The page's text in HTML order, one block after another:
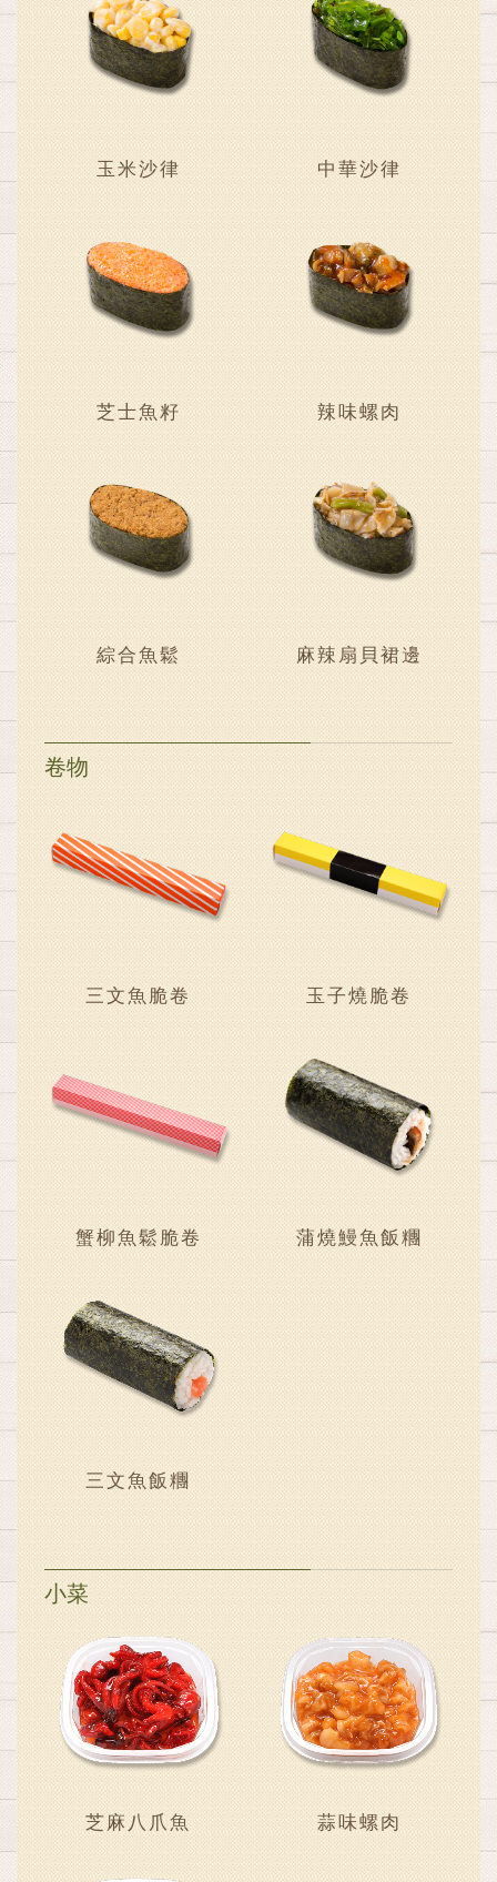
玉米沙律 中華沙律
芝士魚籽 辣味螺肉
綜合魚鬆 麻辣扇貝裙邊
卷物
三文魚脆卷 玉子燒脆卷
蟹柳魚鬆脆卷 蒲燒鰻魚飯糰
三文魚飯糰
小菜
芝麻八爪魚 蒜味螺肉